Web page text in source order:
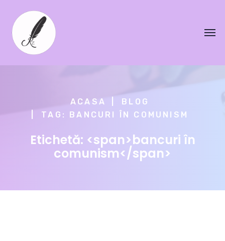
ACASA
BLOG
TAG: BANCURI ÎN COMUNISM
Etichetă: <span>bancuri în
comunism</span>